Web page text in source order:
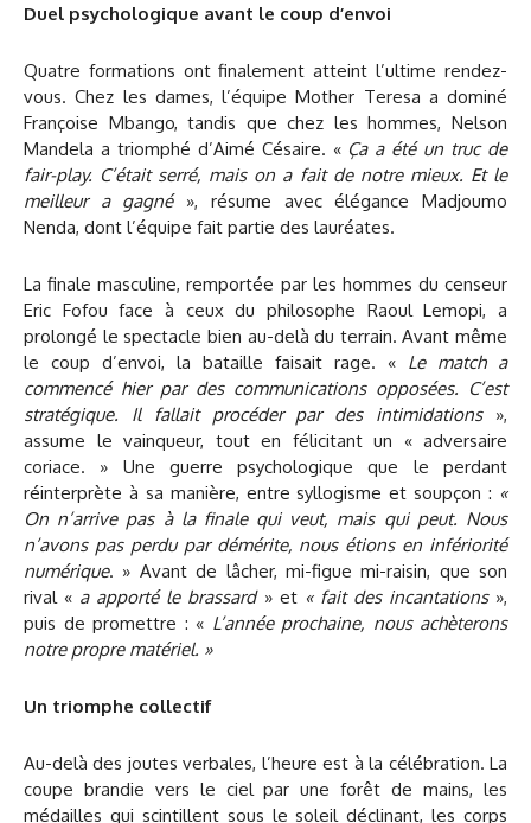
Duel psychologique avant le coup d’envoi
Quatre formations ont finalement atteint l’ultime rendez-
vous. Chez les dames, l’équipe Mother Teresa a dominé
Françoise Mbango, tandis que chez les hommes, Nelson
Mandela a triomphé d’Aimé Césaire. « Ça a été un truc de
fair-play. C’était serré, mais on a fait de notre mieux. Et le
meilleur a gagné», résume avec élégance Madjoumo
Nenda, dont l’équipe fait partie des lauréates.
La finale masculine, remportée par les hommes du censeur
Eric Fofou face à ceux du philosophe Raoul Lemopi, a
prolongé le spectacle bien au-delà du terrain. Avant même
le coup d’envoi, la bataille faisait rage. « Le match a
commencé hier par des communications opposées. C’est
stratégique. Il fallait procéder par des intimidations»,
assume le vainqueur, tout en félicitant un « adversaire
coriace. » Une guerre psychologique que le perdant
réinterprète à sa manière, entre syllogisme et soupçon : «
On n’arrive pas à la finale qui veut, mais qui peut. Nous
n’avons pas perdu par démérite, nous étions en infériorité
numérique. » Avant de lâcher, mi-figue mi-raisin, que son
rival « a apporté le brassard» et « fait des incantations»,
puis de promettre : « L’année prochaine, nous achèterons
notre propre matériel. »
Un triomphe collectif
Au-delà des joutes verbales, l’heure est à la célébration. La
coupe brandie vers le ciel par une forêt de mains, les
médailles qui scintillent sous le soleil déclinant, les corps